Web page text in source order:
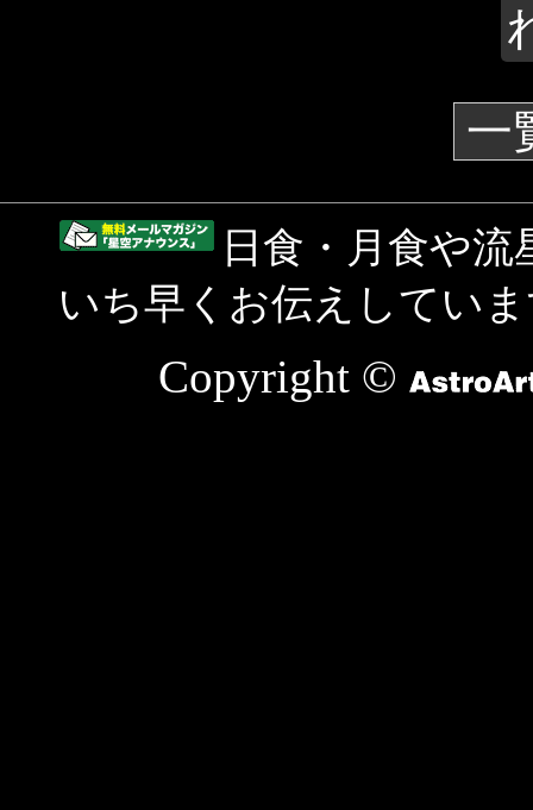
一
日食・月食や
いち早くお伝えしてい
Copyright ©